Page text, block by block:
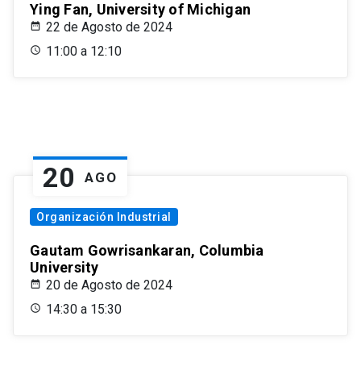
Ying Fan, University of Michigan
22 de Agosto de 2024
11:00 a 12:10
20 AGO
Organización Industrial
Gautam Gowrisankaran, Columbia
University
20 de Agosto de 2024
14:30 a 15:30